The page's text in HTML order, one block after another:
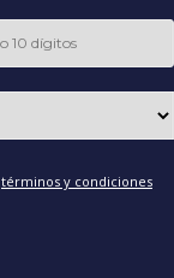
términos y condiciones